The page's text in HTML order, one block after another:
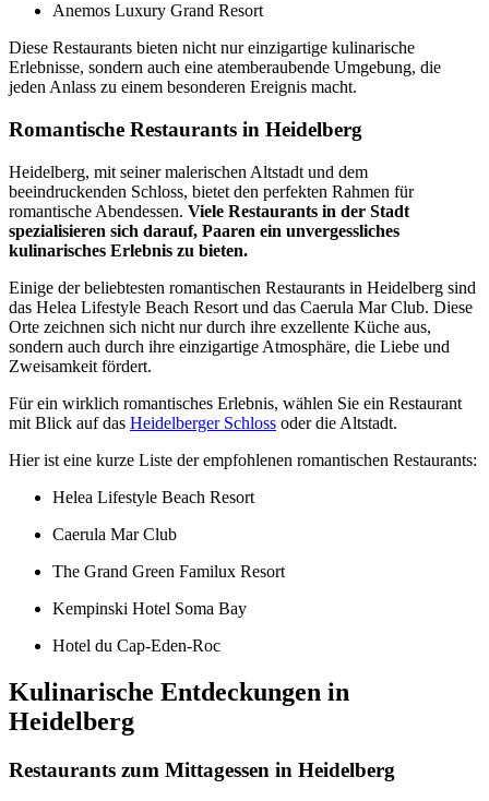
Anemos Luxury Grand Resort
Diese Restaurants bieten nicht nur einzigartige kulinarische
Erlebnisse, sondern auch eine atemberaubende Umgebung, die
jeden Anlass zu einem besonderen Ereignis macht.
Romantische Restaurants in Heidelberg
Heidelberg, mit seiner malerischen Altstadt und dem
beeindruckenden Schloss, bietet den perfekten Rahmen für
romantische Abendessen. Viele Restaurants in der Stadt
spezialisieren sich darauf, Paaren ein unvergessliches
kulinarisches Erlebnis zu bieten.
Einige der beliebtesten romantischen Restaurants in Heidelberg sind
das Helea Lifestyle Beach Resort und das Caerula Mar Club. Diese
Orte zeichnen sich nicht nur durch ihre exzellente Küche aus,
sondern auch durch ihre einzigartige Atmosphäre, die Liebe und
Zweisamkeit fördert.
Für ein wirklich romantisches Erlebnis, wählen Sie ein Restaurant
mit Blick auf das Heidelberger Schloss oder die Altstadt.
Hier ist eine kurze Liste der empfohlenen romantischen Restaurants:
Helea Lifestyle Beach Resort
Caerula Mar Club
The Grand Green Familux Resort
Kempinski Hotel Soma Bay
Hotel du Cap-Eden-Roc
Kulinarische Entdeckungen in
Heidelberg
Restaurants zum Mittagessen in Heidelberg